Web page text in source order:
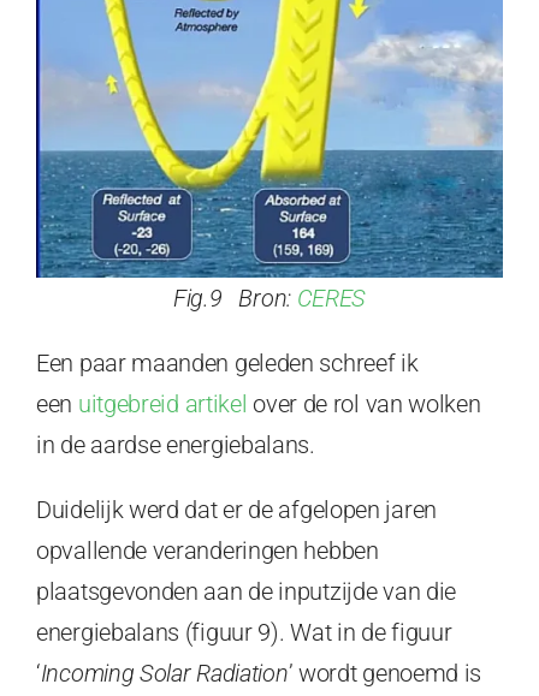
Fig.9 Bron: CERES
Een paar maanden geleden schreef ik
een uitgebreid artikel over de rol van wolken
in de aardse energiebalans.
Duidelijk werd dat er de afgelopen jaren
opvallende veranderingen hebben
plaatsgevonden aan de inputzijde van die
energiebalans (figuur 9). Wat in de figuur
‘Incoming Solar Radiation’ wordt genoemd is